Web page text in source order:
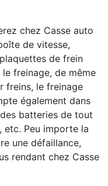
chez Casse auto
de vitesse,
plaquettes de frein
freinage, de même
freins, le freinage
également dans
batteries de tout
etc. Peu importe la
une défaillance,
rendant chez Casse